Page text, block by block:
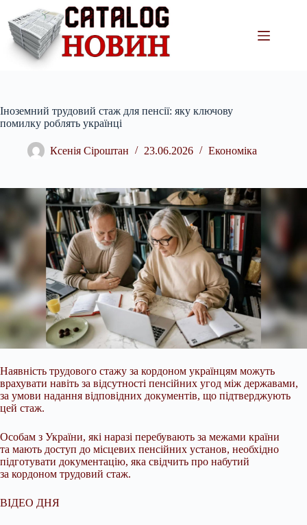
вмісту
Іноземний трудовий стаж для пенсії: яку ключову
помилку роблять українці
Ксенія Сіроштан 23.06.2026 Економіка
Наявність трудового стажу за кордоном українцям можуть
врахувати навіть за відсутності пенсійних угод між державами,
за умови надання відповідних документів, що підтверджують
цей стаж.
Особам з України, які наразі перебувають за межами країни
та мають доступ до місцевих пенсійних установ, необхідно
підготувати документацію, яка свідчить про набутий
за кордоном трудовий стаж.
ВІДЕО ДНЯ